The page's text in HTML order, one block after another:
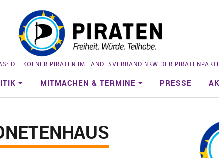
DIE KÖLNER PIRATEN IM LANDESVERBAND NRW DER
MITMACHEN & TERMINE PRESSE